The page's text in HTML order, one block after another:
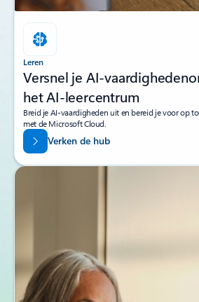
Leren
Versnel je AI-
het AI-leercentrum
Breid je AI-vaardigheden uit en bereid je voor op
met de Microsoft Cloud.
Verken de hub